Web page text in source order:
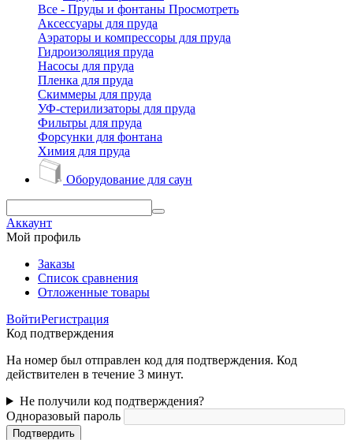
Все - Пруды и фонтаны Просмотреть
Аксессуары для пруда
Аэраторы и компрессоры для пруда
Гидроизоляция пруда
Насосы для пруда
Пленка для пруда
Скиммеры для пруда
УФ-стерилизаторы для пруда
Фильтры для пруда
Форсунки для фонтана
Химия для пруда
Оборудование для саун
Аккаунт
Мой профиль
Заказы
Список сравнения
Отложенные товары
ВойтиРегистрация
Код подтверждения
На номер был отправлен код для подтверждения. Код
действителен в течение 3 минут.
Не получили код подтверждения?
Одноразовый пароль
Подтвердить